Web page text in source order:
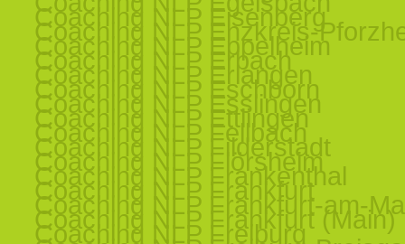
Coaching NLP Eisenberg
Coaching NLP Enzkreis-
Coaching NLP Eppelheim
Coaching NLP Erbach
Coaching NLP Erlangen
Coaching NLP Eschborn
Coaching NLP Esslingen
Coaching NLP Ettlingen
Coaching NLP Fellbach
Coaching NLP Filderstadt
Coaching NLP Flörsheim
Coaching NLP Frankenthal
Coaching NLP Frankfurt
Coaching NLP Frankfurt-am-
Coaching NLP Frankfurt (Main)
Coaching NLP Freiburg